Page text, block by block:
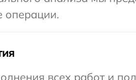
операции.
всех работ и